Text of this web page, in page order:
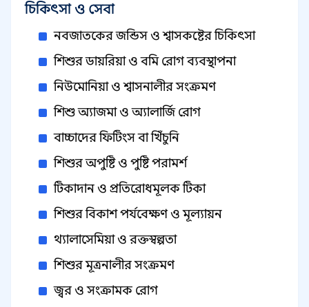
চিকিৎসা ও সেবা
নবজাতকের জন্ডিস ও শ্বাসকষ্টের চিকিৎসা
শিশুর ডায়রিয়া ও বমি রোগ ব্যবস্থাপনা
নিউমোনিয়া ও শ্বাসনালীর সংক্রমণ
শিশু অ্যাজমা ও অ্যালার্জি রোগ
বাচ্চাদের ফিটিংস বা খিঁচুনি
শিশুর অপুষ্টি ও পুষ্টি পরামর্শ
টিকাদান ও প্রতিরোধমূলক টিকা
শিশুর বিকাশ পর্যবেক্ষণ ও মূল্যায়ন
থ্যালাসেমিয়া ও রক্তস্বল্পতা
শিশুর মূত্রনালীর সংক্রমণ
জ্বর ও সংক্রামক রোগ